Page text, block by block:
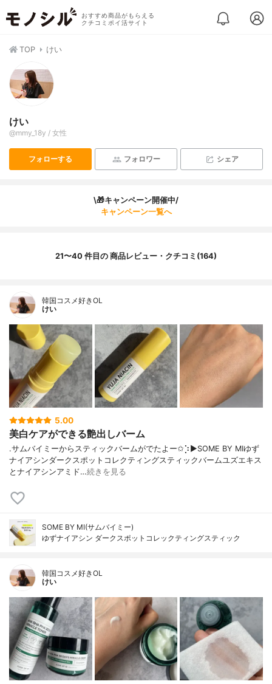
おすすめ商品がもらえる
クチコミポイ活サイト
TOP けい
けい
@mmy_18y / 女性
フォローする フォロワー シェア
\🎁キャンペーン開催中/
キャンペーン一覧へ
21〜40 件目の 商品レビュー・クチコミ(164)
韓国コスメ好きOL
けい
5.00
美白ケアができる艶出しバーム
.サムバイミーからスティックバームがでたよー✩︎⡱▶︎SOME BY MIゆず
ナイアシンダークスポットコレクティングスティックバームユズエキス
とナイアシンアミド…続きを見る
SOME BY MI(サムバイミー)
ゆずナイアシン ダークスポットコレックティングスティック
韓国コスメ好きOL
けい